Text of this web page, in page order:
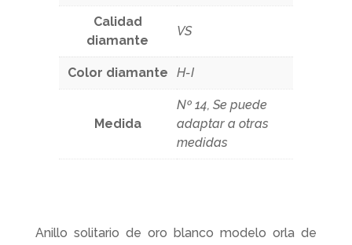
Calidad
diamante
VS
Color diamante H-I
Medida
Nº 14, Se puede
adaptar a otras
medidas
Anillo solitario de oro blanco modelo orla de